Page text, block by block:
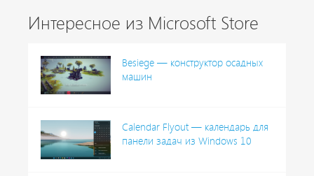
Интересное из Microsoft Store
Besiege — конструктор осадных
машин
Calendar Flyout — календарь для
панели задач из Windows 10